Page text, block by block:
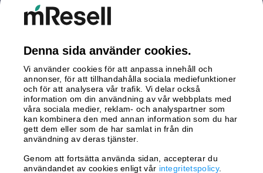
Storbritannien
Tyskland
Österrike
Betalningar
Leverans av
Denna sida använder cookies.
Vi använder cookies för att anpassa innehåll och
annonser, för att tillhandahålla sociala mediefunktioner
och för att analysera vår trafik. Vi delar också
information om din användning av vår webbplats med
våra sociala medier, reklam- och analyspartner som
kan kombinera den med annan information som du har
gett dem eller som de har samlat in från din
användning av deras tjänster.
Genom att fortsätta använda sidan, accepterar du
användandet av cookies enligt vår integritetspolicy.